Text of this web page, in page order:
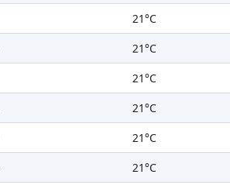
21°C
21°C
21°C
21°C
21°C
21°C